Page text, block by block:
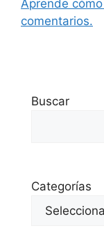
Aprende
comentarios.
Buscar
Categorías